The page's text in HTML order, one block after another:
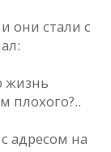
они стали с
жизнь
плохого?..
адресом на